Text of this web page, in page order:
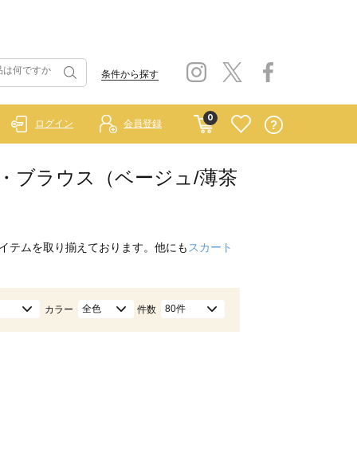
条件から探す
0
ログイン 会員登録
ブラウス（ベージュ/薄茶
テムを取り揃えております。他にも スカート
カラー 全色 件数 80件